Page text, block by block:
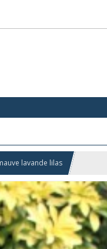
lavande lilas